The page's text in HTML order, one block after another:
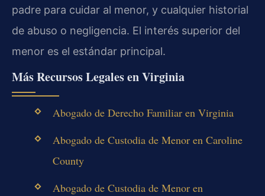
padre para cuidar al menor, y cualquier historial
de abuso o negligencia. El interés superior del
menor es el estándar principal.
Más Recursos Legales en Virginia
Abogado de Derecho Familiar en Virginia
Abogado de Custodia de Menor en Caroline
County
Abogado de Custodia de Menor en